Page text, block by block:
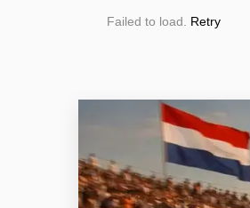
Failed to load. Retry